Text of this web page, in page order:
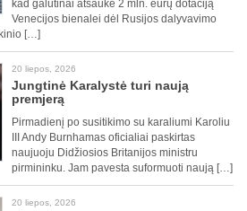
kad galutinai atšaukė 2 mln. eurų dotaciją
Venecijos bienalei dėl Rusijos dalyvavimo
[…]
20 liepos, 2026
Jungtinė Karalystė turi naują
premjerą
Pirmadienį po susitikimo su karaliumi Karoliu
III Andy Burnhamas oficialiai paskirtas
naujuoju Didžiosios Britanijos ministru
pirmininku. Jam pavesta suformuoti naują […]
20 liepos, 2026